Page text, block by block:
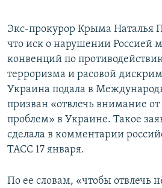
Экс-прокурор Крыма Наталья
что иск о нарушении Россией
конвенций по
терроризма и расовой
Украина подала в
призван «отвлечь внимание
проблем» в Украине. Такое
сделала в комментарии
ТАСС 17 января.
По ее словам, «чтобы отвлечь